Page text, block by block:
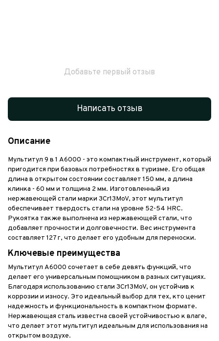
Добавьте первый отзыв
Написать отзыв
Описание
Мультитул 9 в 1 A6000 - это компактный инструмент, который
пригодится при базовых потребностях в туризме. Его общая
длина в открытом состоянии составляет 150 мм, а длина
клинка - 60 мм и толщина 2 мм. Изготовленный из
нержавеющей стали марки 3Cr13MoV, этот мультитул
обеспечивает твердость стали на уровне 52-54 HRC.
Рукоятка также выполнена из нержавеющей стали, что
добавляет прочности и долговечности. Вес инструмента
составляет 127 г, что делает его удобным для переноски.
Ключевые преимущества
Мультитул A6000 сочетает в себе девять функций, что
делает его универсальным помощником в разных ситуациях.
Благодаря использованию стали 3Cr13MoV, он устойчив к
коррозии и износу. Это идеальный выбор для тех, кто ценит
надежность и функциональность в компактном формате.
Нержавеющая сталь известна своей устойчивостью к влаге,
что делает этот мультитул идеальным для использования на
открытом воздухе.